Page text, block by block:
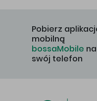
Pobierz
mobilną
bossaMobile na
swój telefon